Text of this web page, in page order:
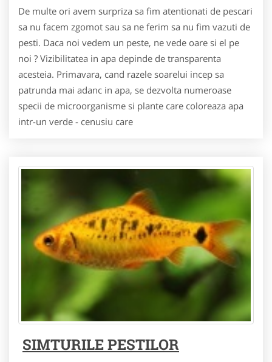
De multe ori avem surpriza sa fim atentionati de pescari
sa nu facem zgomot sau sa ne ferim sa nu fim vazuti de
pesti. Daca noi vedem un peste, ne vede oare si el pe
noi ? Vizibilitatea in apa depinde de transparenta
acesteia. Primavara, cand razele soarelui incep sa
patrunda mai adanc in apa, se dezvolta numeroase
specii de microorganisme si plante care coloreaza apa
intr-un verde - cenusiu care
SIMTURILE PESTILOR